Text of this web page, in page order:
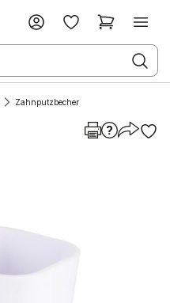
Zahnputzbecher